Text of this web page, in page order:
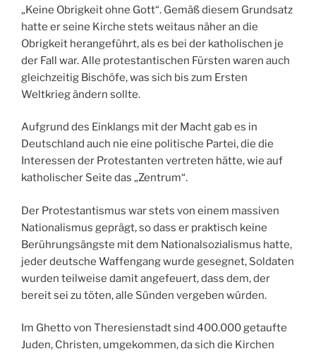
„Keine Obrigkeit ohne Gott“. Gemäß diesem Grundsatz
hatte er seine Kirche stets weitaus näher an die
Obrigkeit herangeführt, als es bei der katholischen je
der Fall war. Alle protestantischen Fürsten waren auch
gleichzeitig Bischöfe, was sich bis zum Ersten
Weltkrieg ändern sollte.
Aufgrund des Einklangs mit der Macht gab es in
Deutschland auch nie eine politische Partei, die die
Interessen der Protestanten vertreten hätte, wie auf
katholischer Seite das „Zentrum“.
Der Protestantismus war stets von einem massiven
Nationalismus geprägt, so dass er praktisch keine
Berührungsängste mit dem Nationalsozialismus hatte,
jeder deutsche Waffengang wurde gesegnet, Soldaten
wurden teilweise damit angefeuert, dass dem, der
bereit sei zu töten, alle Sünden vergeben würden.
Im Ghetto von Theresienstadt sind 400.000 getaufte
Juden, Christen, umgekommen, da sich die Kirchen